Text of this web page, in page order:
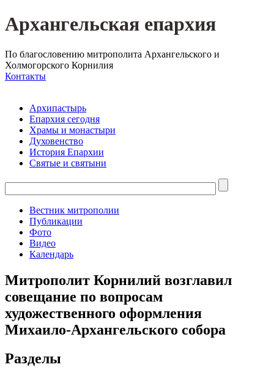
Архангельская епархия
По благословению митрополита Архангельского и
Холмогорского Корнилия
Контакты
Архипастырь
Епархия сегодня
Храмы и монастыри
Духовенство
История Епархии
Святые и святыни
Вестник митрополии
Публикации
Фото
Видео
Календарь
Митрополит Корнилий возглавил
совещание по вопросам
художественного оформления
Михаило-Архангельского собора
Разделы